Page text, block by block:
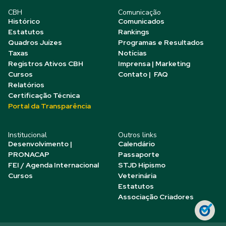
CBH
Histórico
Estatutos
Quadros Juízes
Taxas
Registros Ativos CBH
Cursos
Relatórios
Certificação Técnica
Portal da Transparência
Comunicação
Comunicados
Rankings
Programas e Resultados
Notícias
Imprensa | Marketing
Contato | FAQ
Institucional
Desenvolvimento |
PRONACAP
FEI / Agenda Internacional
Cursos
Outros links
Calendário
Passaporte
STJD Hipismo
Veterinária
Estatutos
Associação Criadores